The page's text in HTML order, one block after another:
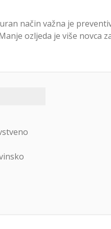
način važna je
ozljeda je više novca